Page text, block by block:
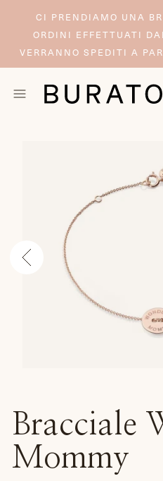
CI PRENDIAMO UNA
ORDINI EFFETTUATI
VERRANNO SPEDITI A
Bracciale
Mommy